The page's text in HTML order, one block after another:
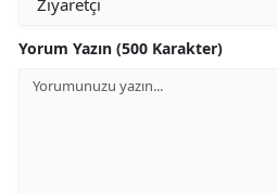
Yorum Yazın (500 Karakter)